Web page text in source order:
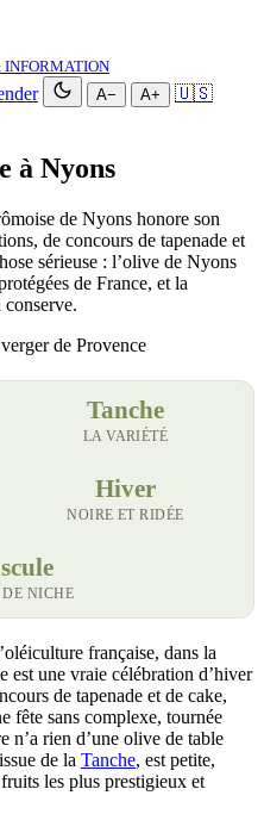
INFORMATION
A− A+
🇺🇸
à Nyons
de Nyons honore son
de concours de tapenade et
sérieuse : l’olive de Nyons
de France, et la
Tanche
LA VARIÉTÉ
Hiver
NOIRE ET RIDÉE
NICHE
française, dans la
est une vraie célébration d’hiver
de tapenade et de cake,
fête sans complexe, tournée
n’a rien d’une olive de table
de la Tanche, est petite,
les plus prestigieux et